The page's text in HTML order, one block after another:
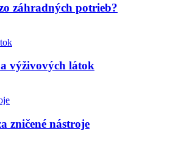
záhradných potrieb?
výživových látok
zničené nástroje